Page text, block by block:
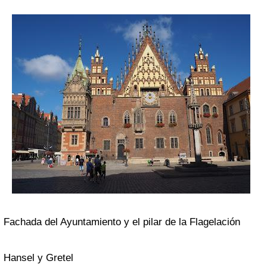
Fachada del Ayuntamiento y el pilar de la Flagelación
Hansel y Gretel